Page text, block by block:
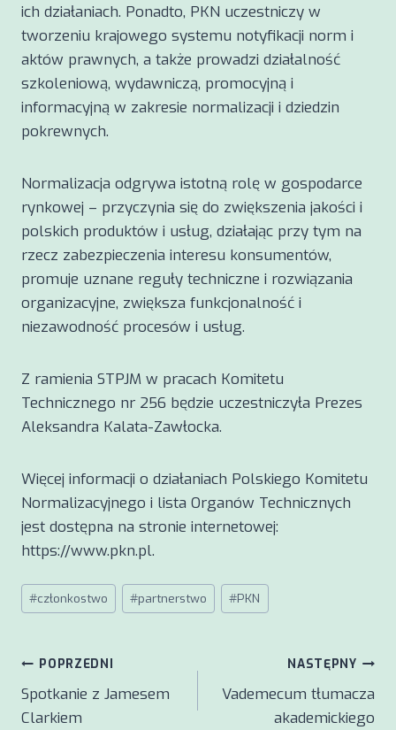
ich działaniach. Ponadto, PKN uczestniczy w
tworzeniu krajowego systemu notyfikacji norm i
aktów prawnych, a także prowadzi działalność
szkoleniową, wydawniczą, promocyjną i
informacyjną w zakresie normalizacji i dziedzin
pokrewnych.
Normalizacja odgrywa istotną rolę w gospodarce
rynkowej – przyczynia się do zwiększenia jakości i
polskich produktów i usług, działając przy tym na
rzecz zabezpieczenia interesu konsumentów,
promuje uznane reguły techniczne i rozwiązania
organizacyjne, zwiększa funkcjonalność i
niezawodność procesów i usług.
Z ramienia STPJM w pracach Komitetu
Technicznego nr 256 będzie uczestniczyła Prezes
Aleksandra Kalata-Zawłocka.
Więcej informacji o działaniach Polskiego Komitetu
Normalizacyjnego i lista Organów Technicznych
jest dostępna na stronie internetowej:
https://www.pkn.pl.
Tagi
wpisu:
#członkostwo #partnerstwo #PKN
Nawigacja
wpisu
POPRZEDNI
Spotkanie z Jamesem
Clarkiem
NASTĘPNY
Vademecum tłumacza
akademickiego